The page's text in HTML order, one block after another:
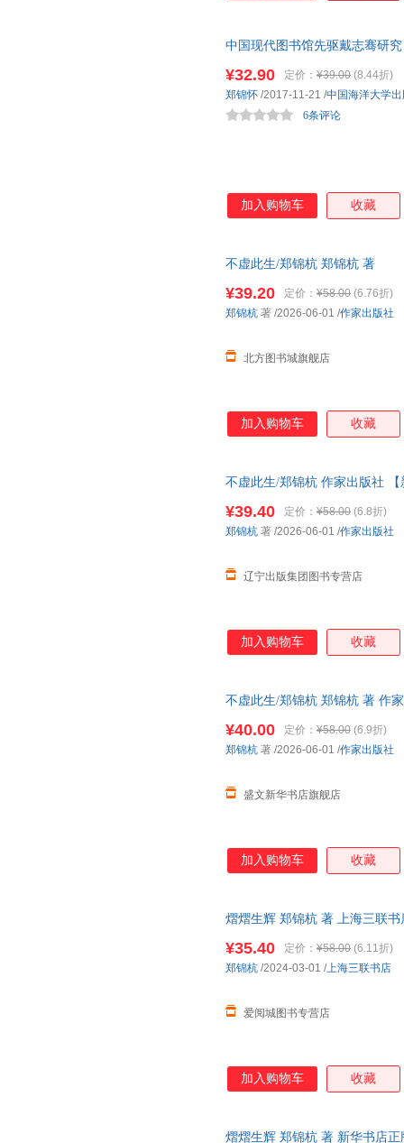
中国现代图书馆先驱戴志骞研究
¥32.90 定价： ¥39.00 (8.44折)
6条评论
郑锦怀 /2017-11-21 /中国海洋大学
加入购物车 收藏
不虚此生/郑锦杭 郑锦杭 著
¥39.20 定价： ¥58.00 (6.76折)
北方图书城旗舰店
郑锦杭 著 /2026-06-01 /作家出版社
加入购物车 收藏
不虚此生/郑锦杭 作家出版社
¥39.40 定价： ¥58.00 (6.8折)
辽宁出版集团图书专营店
郑锦杭 著 /2026-06-01 /作家出版社
加入购物车 收藏
不虚此生/郑锦杭 郑锦杭 著 作
¥40.00 定价： ¥58.00 (6.9折)
盛文新华书店旗舰店
郑锦杭 著 /2026-06-01 /作家出版社
加入购物车 收藏
熠熠生辉 郑锦杭 著 上海三联
¥35.40 定价： ¥58.00 (6.11折)
爱阅城图书专营店
郑锦杭 /2024-03-01 /上海三联书店
加入购物车 收藏
熠熠生辉 郑锦杭 著 新华书店